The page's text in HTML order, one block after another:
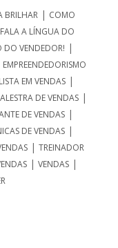
BRILHAR | COMO
A LÍNGUA DO
DO VENDEDOR! |
EMPREENDEDORISMO
EM VENDAS |
DE VENDAS|
DE VENDAS|
DE VENDAS|
|TREINADOR
| VENDAS|